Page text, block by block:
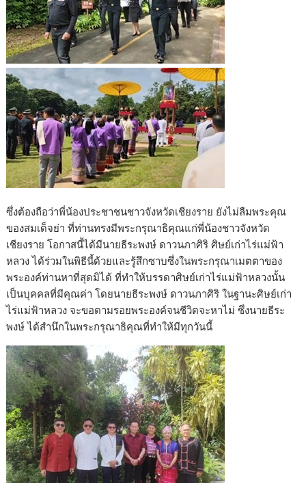
ซึ่งต้องถือว่าพี่น้องประชาชนชาวจังหวัดเชียงราย ยังไม่ลืมพระคุณ
ของสมเด็จย่า ที่ท่านทรงมีพระกรุณาธิคุณแก่พี่น้องชาวจังหวัด
เชียงราย โอกาสนี้ได้มีนายธีระพงษ์ ดาวนภาศิริ ศิษย์เก่าไร่แม่ฟ้า
หลวง ได้ร่วมในพิธีนี้ด้วยและรู้สึกซาบซึ่งในพระกรุณาเมตตาของ
พระองค์ท่านหาที่สุดมิได้ ที่ทำให้บรรดาศิษย์เก่าไร่แม่ฟ้าหลวงนั้น
เป็นบุคคลที่มีคุณค่า โดยนายธีระพงษ์ ดาวนภาศิริ ในฐานะศิษย์เก่า
ไร่แม่ฟ้าหลวง จะขอตามรอยพระองค์จนชีวิตจะหาไม่ ซึ่งนายธีระ
พงษ์ ได้สำนึกในพระกรุณาธิคุณที่ทำให้มีทุกวันนี้